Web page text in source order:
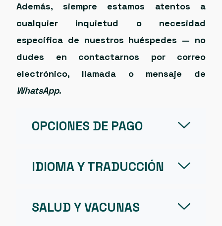
Además, siempre estamos atentos a
cualquier inquietud o necesidad
específica de nuestros huéspedes — no
dudes en contactarnos por correo
electrónico, llamada o mensaje de
WhatsApp.
OPCIONES DE PAGO
IDIOMA Y TRADUCCIÓN
SALUD Y VACUNAS